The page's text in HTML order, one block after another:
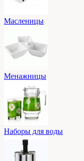
Масленицы
Менажницы
Наборы для воды